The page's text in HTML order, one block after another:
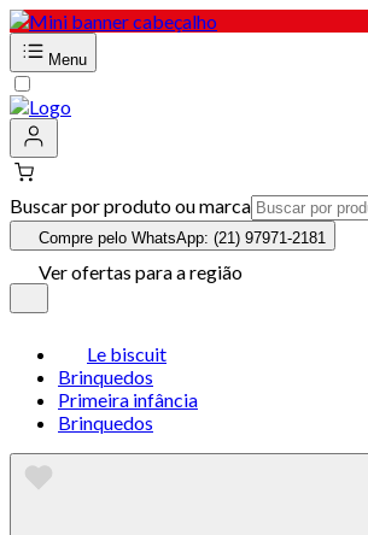
Menu
Buscar por produto ou marca
Compre pelo WhatsApp: (21) 97971-2181
Ver ofertas para a região
Le biscuit
Brinquedos
Primeira infância
Brinquedos